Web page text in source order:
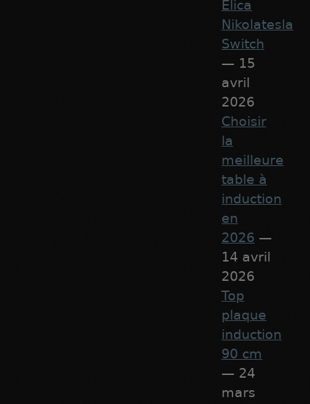
Elica
Nikolatesla
Switch
— 15
avril
2026
Choisir
la
meilleure
table à
induction
en
2026 —
14 avril
2026
Top
plaque
induction
90 cm
— 24
mars